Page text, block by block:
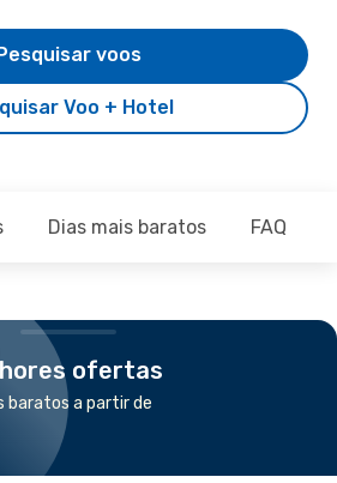
Voo + Hotel
voos
Dias mais baratos FAQ
ofertas
baratos a partir de